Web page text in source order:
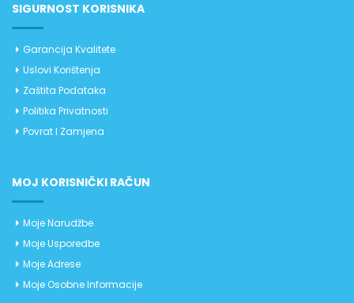
SIGURNOST KORISNIKA
Garancija Kvalitete
Uslovi Korištenja
Zaštita Podataka
Politika Privatnosti
Povrat I Zamjena
MOJ KORISNIČKI RAČUN
Moje Narudžbe
Moje Usporedbe
Moje Adrese
Moje Osobne Informacije